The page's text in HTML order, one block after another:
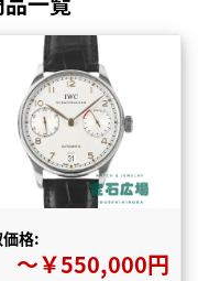
格:
〜￥550,000円